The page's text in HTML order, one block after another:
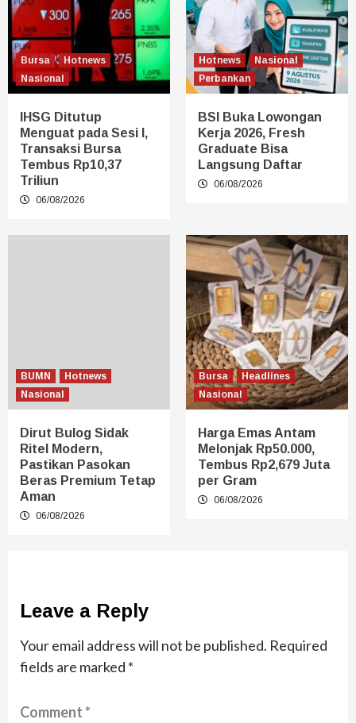
Bursa
Hotnews
Nasional
IHSG Ditutup
Menguat pada Sesi I,
Transaksi Bursa
Tembus Rp10,37
Triliun
06/08/2026
Hotnews
Nasional
Perbankan
BSI Buka Lowongan
Kerja 2026, Fresh
Graduate Bisa
Langsung Daftar
06/08/2026
BUMN
Hotnews
Nasional
Dirut Bulog Sidak
Ritel Modern,
Pastikan Pasokan
Beras Premium Tetap
Aman
06/08/2026
Bursa
Headlines
Nasional
Harga Emas Antam
Melonjak Rp50.000,
Tembus Rp2,679 Juta
per Gram
06/08/2026
Leave a Reply
Your email address will not be published. Required
fields are marked *
Comment*